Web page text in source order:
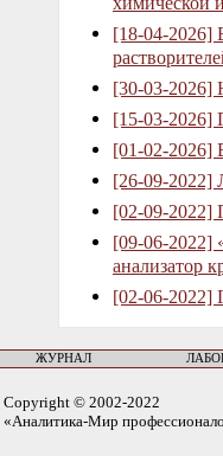
[18-04-2026]
[30-03-2026]
[15-03-
[01-02-2026]
[26-09-2022]
[02-09-2022]
[09-06-2022]
анализатор
[02-06-2022]
ЖУРНАЛ
Copyright © 2002-2022
«Аналитика-Мир